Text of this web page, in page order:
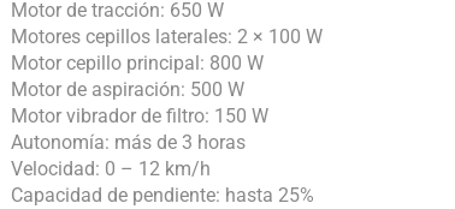
Motor de tracción: 650 W
Motores cepillos laterales: 2 × 100 W
Motor cepillo principal: 800 W
Motor de aspiración: 500 W
Motor vibrador de filtro: 150 W
Autonomía: más de 3 horas
Velocidad: 0 – 12 km/h
Capacidad de pendiente: hasta 25%